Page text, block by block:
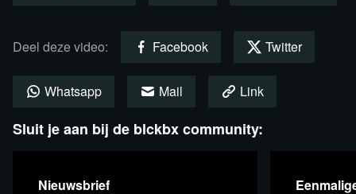
Blijf ons steunen, juist NU!
Deel deze video: Facebook Twitter
Whatsapp Mail Link
Sluit je aan bij de blckbx community:
Nieuwsbrief